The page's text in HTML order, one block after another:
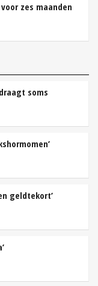
zes maanden
soms
geldtekort’